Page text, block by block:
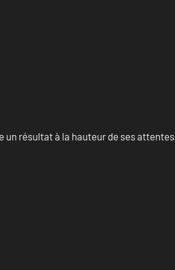
résultat à la hauteur de ses attentes